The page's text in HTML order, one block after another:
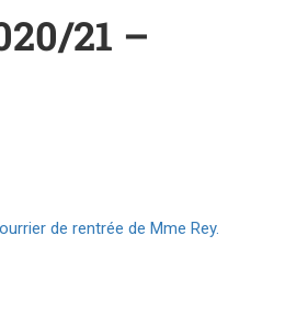
21 –
de rentrée de Mme Rey.